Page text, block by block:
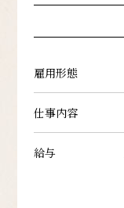
雇用形態
仕事内容
給与